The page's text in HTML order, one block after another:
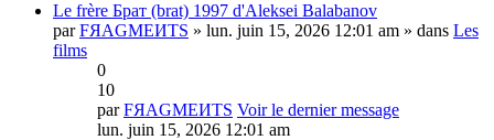
Le frère Брат (brat) 1997 d'Aleksei Balabanov
parFЯAGMEИTS » lun. juin 15, 2026 12:01 am » dans Les
films
0
10
parFЯAGMEИTS Voir le dernier message
lun. juin 15, 2026 12:01 am